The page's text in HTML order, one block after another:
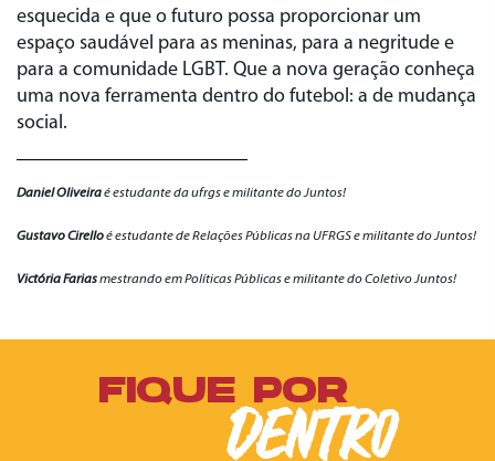
esquecida e que o futuro possa proporcionar um
espaço saudável para as meninas, para a negritude e
para a comunidade LGBT. Que a nova geração conheça
uma nova ferramenta dentro do futebol: a de mudança
social.
Daniel Oliveiraé estudante da ufrgs e militante do Juntos!
Gustavo Cirelloé estudante de Relações Públicas na UFRGS e militante do Juntos!
Victória Fariasmestrando em Políticas Públicas e militante do Coletivo Juntos!
FIQUE POR
DENTRO